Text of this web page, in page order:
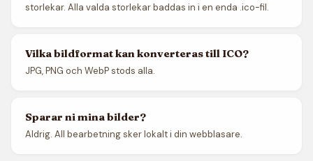
storlekar. Alla valda storlekar baddas in i en enda .ico-fil.
Vilka bildformat kan konverteras till ICO?
JPG, PNG och WebP stods alla.
Sparar ni mina bilder?
Aldrig. All bearbetning sker lokalt i din webblasare.